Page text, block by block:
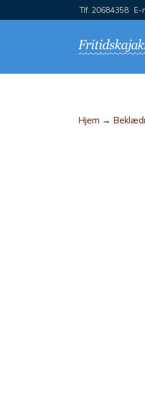
Tlf. 20684358 E-
Hjem →